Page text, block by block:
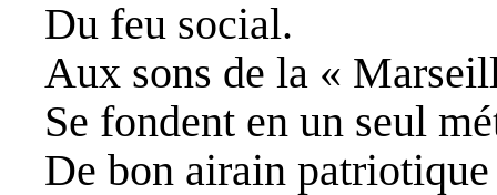
Du feu social.
Aux sons de la «
Se fondent en un seul
De bon airain patriotique